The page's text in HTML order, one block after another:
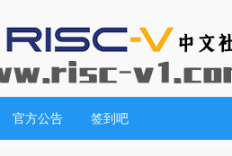
官方公告 签到吧